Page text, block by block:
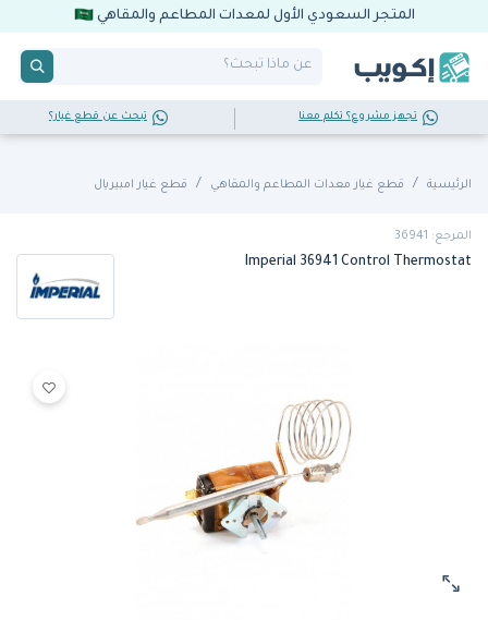
المتجر السعودي الأول لمعدات المطاعم والمقاهي
تجهز مشروع؟ تكلم معنا تبحث عن قطع غيار؟
الرئيسية قطع غيار معدات المطاعم والمقاهي قطع غيار امبيريال
المرجع: 36941
Imperial 36941 Control Thermostat